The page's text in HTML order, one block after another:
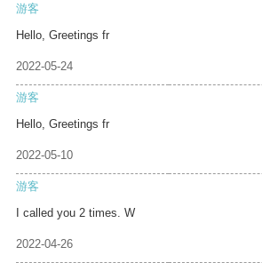
游客
Hello, Greetings fr
2022-05-24
游客
Hello, Greetings fr
2022-05-10
游客
I called you 2 times. W
2022-04-26